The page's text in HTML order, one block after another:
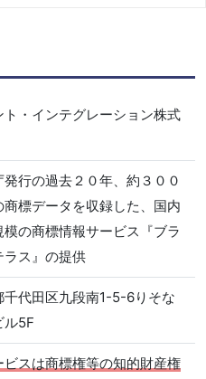
ト・インテグレーション株式
発行の過去２０年、約３００
商標データを収録した、国内
模の商標情報サービス『ブラ
ラス』の提供
千代田区九段南1-5-6りそな
ル5F
ビスは商標権等の知的財産権